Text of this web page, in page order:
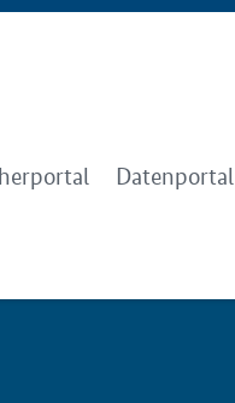
Datenportal